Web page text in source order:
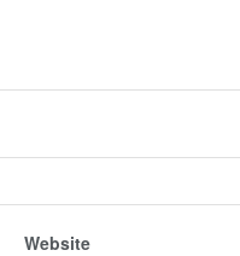
Website